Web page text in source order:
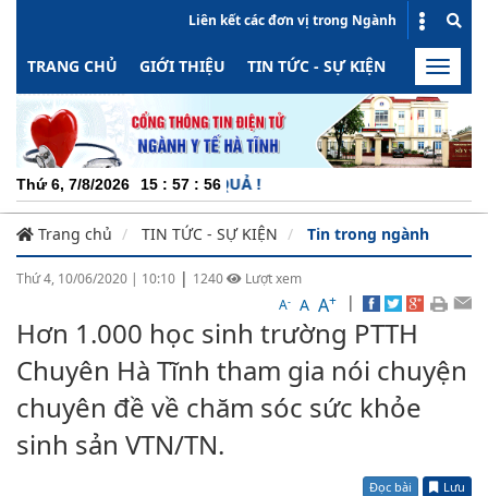
Liên kết các đơn vị trong Ngành
TRANG CHỦ GIỚI THIỆU TIN TỨC - SỰ KIỆN HOẠT
Toggle
Thứ 6, 7/8/2026 15 : 57 : 56
Trang chủ TIN TỨC - SỰ KIỆN Tin trong ngành
Thứ 4, 10/06/2020 | 10:10 | 1240
Lượt xem
A- A A+ |
Hơn 1.000 học sinh trường PTTH
Chuyên Hà Tĩnh tham gia nói chuyện
chuyên đề về chăm sóc sức khỏe
sinh sản VTN/TN.
Đọc bài Lưu